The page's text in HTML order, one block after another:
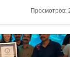
Просмотров: